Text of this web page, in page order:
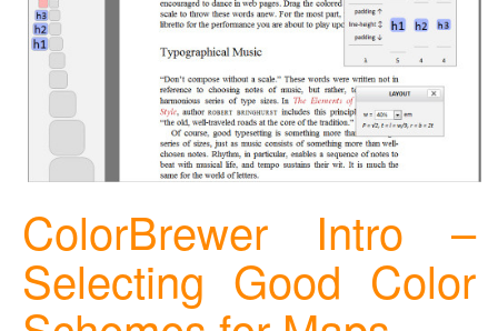
ColorBrewer Intro –
Selecting Good Color